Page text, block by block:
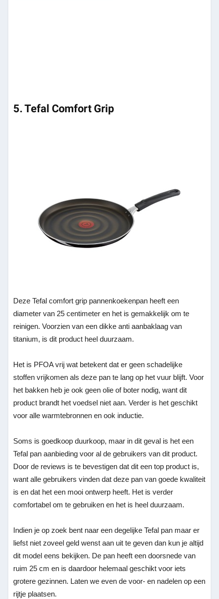
5. Tefal Comfort Grip
Deze Tefal comfort grip pannenkoekenpan heeft een
diameter van 25 centimeter en het is gemakkelijk om te
reinigen. Voorzien van een dikke anti aanbaklaag van
titanium, is dit product heel duurzaam.
Het is PFOA vrij wat betekent dat er geen schadelijke
stoffen vrijkomen als deze pan te lang op het vuur blijft. Voor
het bakken heb je ook geen olie of boter nodig, want dit
product brandt het voedsel niet aan. Verder is het geschikt
voor alle warmtebronnen en ook inductie.
Soms is goedkoop duurkoop, maar in dit geval is het een
Tefal pan aanbieding voor al de gebruikers van dit product.
Door de reviews is te bevestigen dat dit een top product is,
want alle gebruikers vinden dat deze pan van goede kwaliteit
is en dat het een mooi ontwerp heeft. Het is verder
comfortabel om te gebruiken en het is heel duurzaam.
Indien je op zoek bent naar een degelijke Tefal pan maar er
liefst niet zoveel geld wenst aan uit te geven dan kun je altijd
dit model eens bekijken. De pan heeft een doorsnede van
ruim 25 cm en is daardoor helemaal geschikt voor iets
grotere gezinnen. Laten we even de voor- en nadelen op een
rijtje plaatsen.